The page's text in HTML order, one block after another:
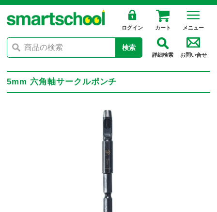
ログイン カート メニュー
検索
詳細検索 お問い合せ
5mm 六角軸サークルポンチ